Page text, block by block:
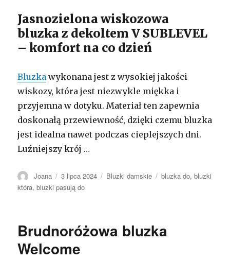
Jasnozielona wiskozowa
bluzka z dekoltem V SUBLEVEL
– komfort na co dzień
Bluzka wykonana jest z wysokiej jakości
wiskozy, która jest niezwykle miękka i
przyjemna w dotyku. Materiał ten zapewnia
doskonałą przewiewność, dzięki czemu bluzka
jest idealna nawet podczas cieplejszych dni.
Luźniejszy krój …
Autor
Joana Opublikowano
3 lipca 2024 Kategorie
Bluzki damskie Tagi
bluzka do,bluzki
która,bluzki pasują do
Brudnoróżowa bluzka
Welcome